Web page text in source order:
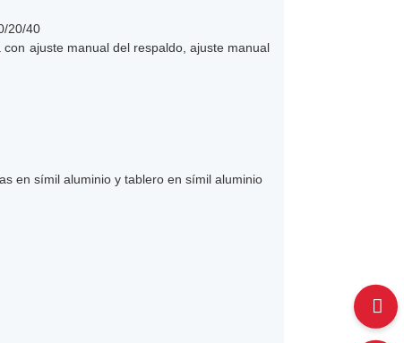
20/40
ajuste manual del respaldo, ajuste manual
en símil aluminio y tablero en símil aluminio